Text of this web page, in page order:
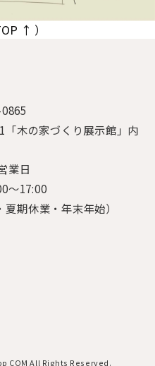
↑ ）
木の家づくり展示館」内
業日
～17:00
夏期休業・年末年始）
COM All Rights Reserved.